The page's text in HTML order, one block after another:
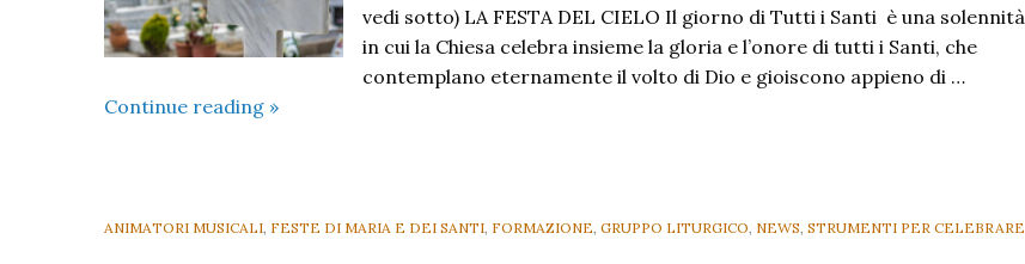
vedi sotto) LA FESTA DEL CIELO Il giorno di Tutti i Santi è una solennità
in cui la Chiesa celebra insieme la gloria e l’onore di tutti i Santi, che
contemplano eternamente il volto di Dio e gioiscono appieno di …
Continue reading Santi
celebrare
»
ANIMATORI MUSICALI FESTE DI MARIA E DEI SANTI FORMAZIONE GRUPPO LITURGICO NEWS STRUMENTI PER CELEBRARE